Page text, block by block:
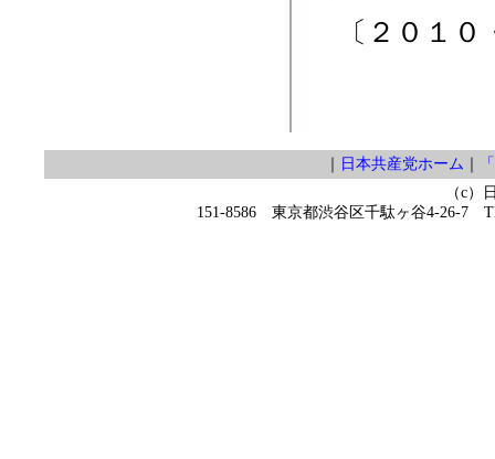
〔２０１０
｜ 日本共産党ホーム ｜
（c）
151-8586 東京都渋谷区千駄ヶ谷4-26-7